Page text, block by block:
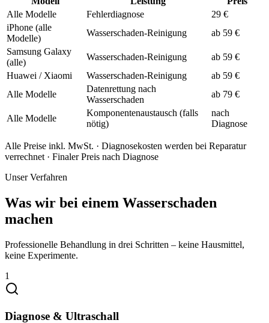
Alle Modelle
Fehlerdiagnose
29 €
iPhone (alle
Modelle)
Wasserschaden-Reinigung
ab 59 €
Samsung Galaxy
(alle)
Wasserschaden-Reinigung
ab 59 €
Huawei / Xiaomi
Wasserschaden-Reinigung
ab 59 €
Alle Modelle
Datenrettung nach
Wasserschaden
ab 79 €
Alle Modelle
Komponentenaustausch (falls
nötig)
nach
Diagnose
Alle Preise inkl. MwSt. · Diagnosekosten werden bei Reparatur
verrechnet · Finaler Preis nach Diagnose
Unser Verfahren
Was wir bei einem Wasserschaden
machen
Professionelle Behandlung in drei Schritten – keine Hausmittel,
keine Experimente.
1
Diagnose & Ultraschall